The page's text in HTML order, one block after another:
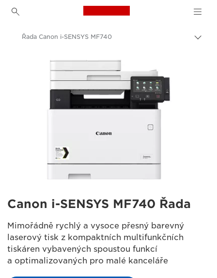
Canon Logo, back to
Řešení a služby
Výrobky pro firmy
Firemní tiskárny a faxová zařízení
Multifunction Colour Printers
Řada Canon i-SENSYS MF740
Canon i-SENSYS MF740 Řada
Mimořádně rychlý a vysoce přesný barevný
laserový tisk z kompaktních multifunkčních
tiskáren vybavených spoustou funkcí
a optimalizovaných pro malé kanceláře